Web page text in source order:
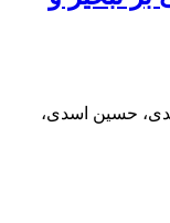
حسین اسدی،